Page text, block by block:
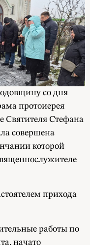
со дня
протоиерея
Святителя Стефана
совершена
которой
прихода
работы по
начато